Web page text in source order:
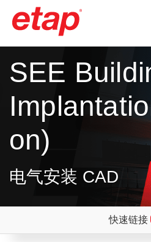
SEE
on)
电气安装 CAD
快速链接